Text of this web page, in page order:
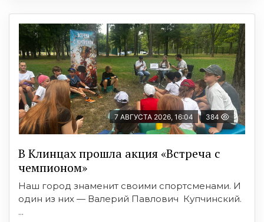
7 АВГУСТА 2026, 16:04 384
В Клинцах прошла акция «Встреча с
чемпионом»
Наш город знаменит своими спортсменами. И
один из них — Валерий Павлович Купчинский.
...